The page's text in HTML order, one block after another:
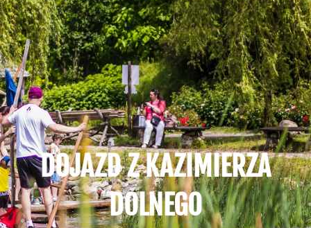
DOJAZD Z KAZIMIERZA
DOLNEGO